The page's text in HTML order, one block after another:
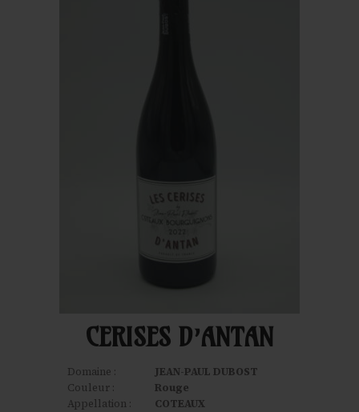
CERISES D’ANTAN
Domaine :
JEAN-PAUL DUBOST
Couleur :
Rouge
Appellation :
COTEAUX